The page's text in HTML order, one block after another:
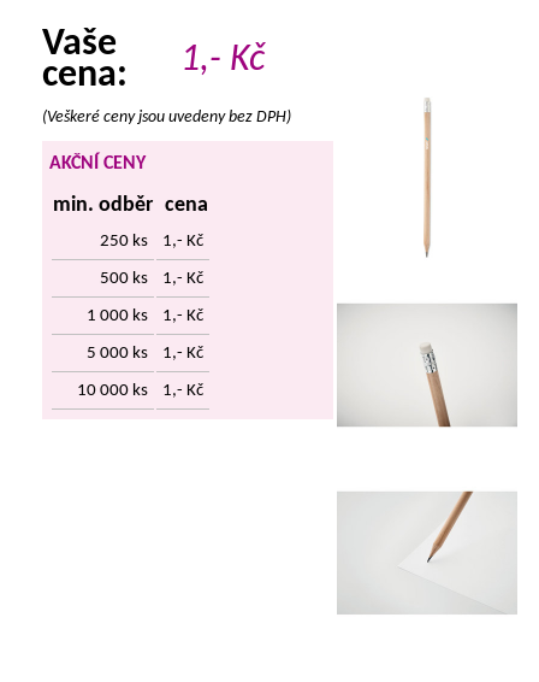
Vaše
cena:
1,- Kč
(Veškeré ceny jsou uvedeny bez DPH)
AKČNÍ CENY
min. odběr cena
250 ks 1,- Kč
500 ks 1,- Kč
1 000 ks 1,- Kč
5 000 ks 1,- Kč
10 000 ks 1,- Kč